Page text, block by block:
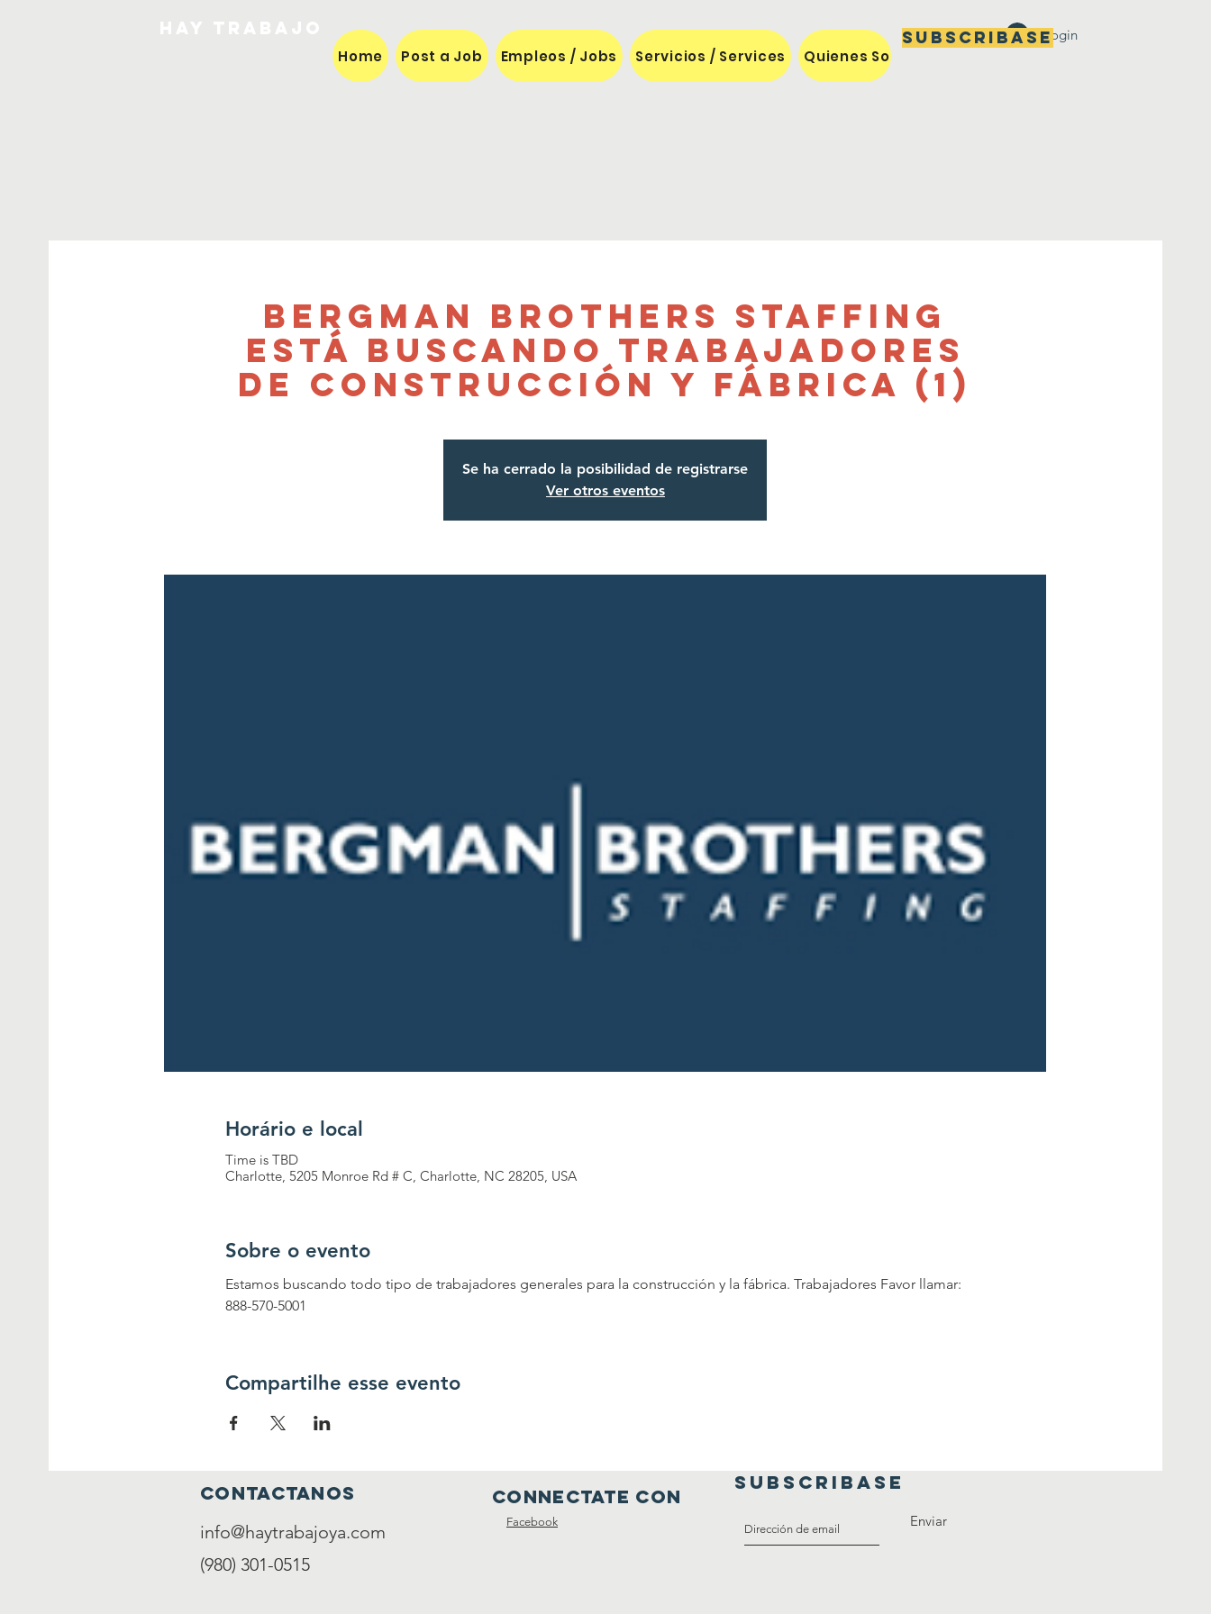
Subscribase
Home Post a Job Empleos / Jobs Servicios / Services Quienes Somos / Our Mission
Login
Bergman Brothers Staffing
está buscando trabajadores
de Construcción y Fábrica (1)
Se ha cerrado la posibilidad de registrarse
Ver otros eventos
Horário e local
Time is TBD
Charlotte, 5205 Monroe Rd # C, Charlotte, NC 28205, USA
Sobre o evento
Estamos buscando todo tipo de trabajadores generales para la construcción y la fábrica. Trabajadores Favor llamar:
888-570-5001
Compartilhe esse evento
contactanos
info@haytrabajoya.com
(980) 301-0515
connectate con
SUBSCRIBASE
Enviar
Facebook